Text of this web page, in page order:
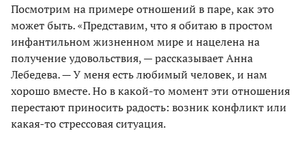
Посмотрим на примере отношений в паре, как это
может быть. «Представим, что я обитаю в простом
инфантильном жизненном мире и нацелена на
получение удовольствия, — рассказывает Анна
Лебедева. — У меня есть любимый человек, и нам
хорошо вместе. Но в какой-то момент эти отношения
перестают приносить радость: возник конфликт или
какая-то стрессовая ситуация.